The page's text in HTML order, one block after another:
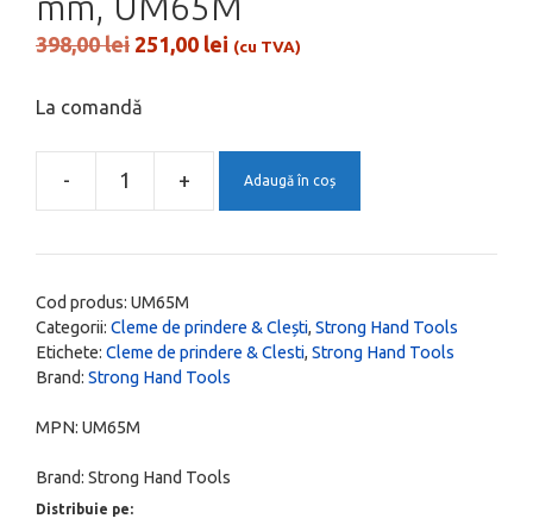
398,00lei Prețul
a
398,00 lei.
251,00 lei Prețul
(cu TVA)
La comandă
-
Cantitate
"F"
cu
brat
reversibil
talpa
+ Adaugă în coș
Cod produs: UM65M
Categorii: Cleme de prindere & Clești, Strong Hand Tools
Etichete: Cleme de prindere & Clesti, Strong Hand Tools
Brand: Strong Hand Tools
MPN: UM65M
Brand: Strong Hand Tools
Distribuie pe: